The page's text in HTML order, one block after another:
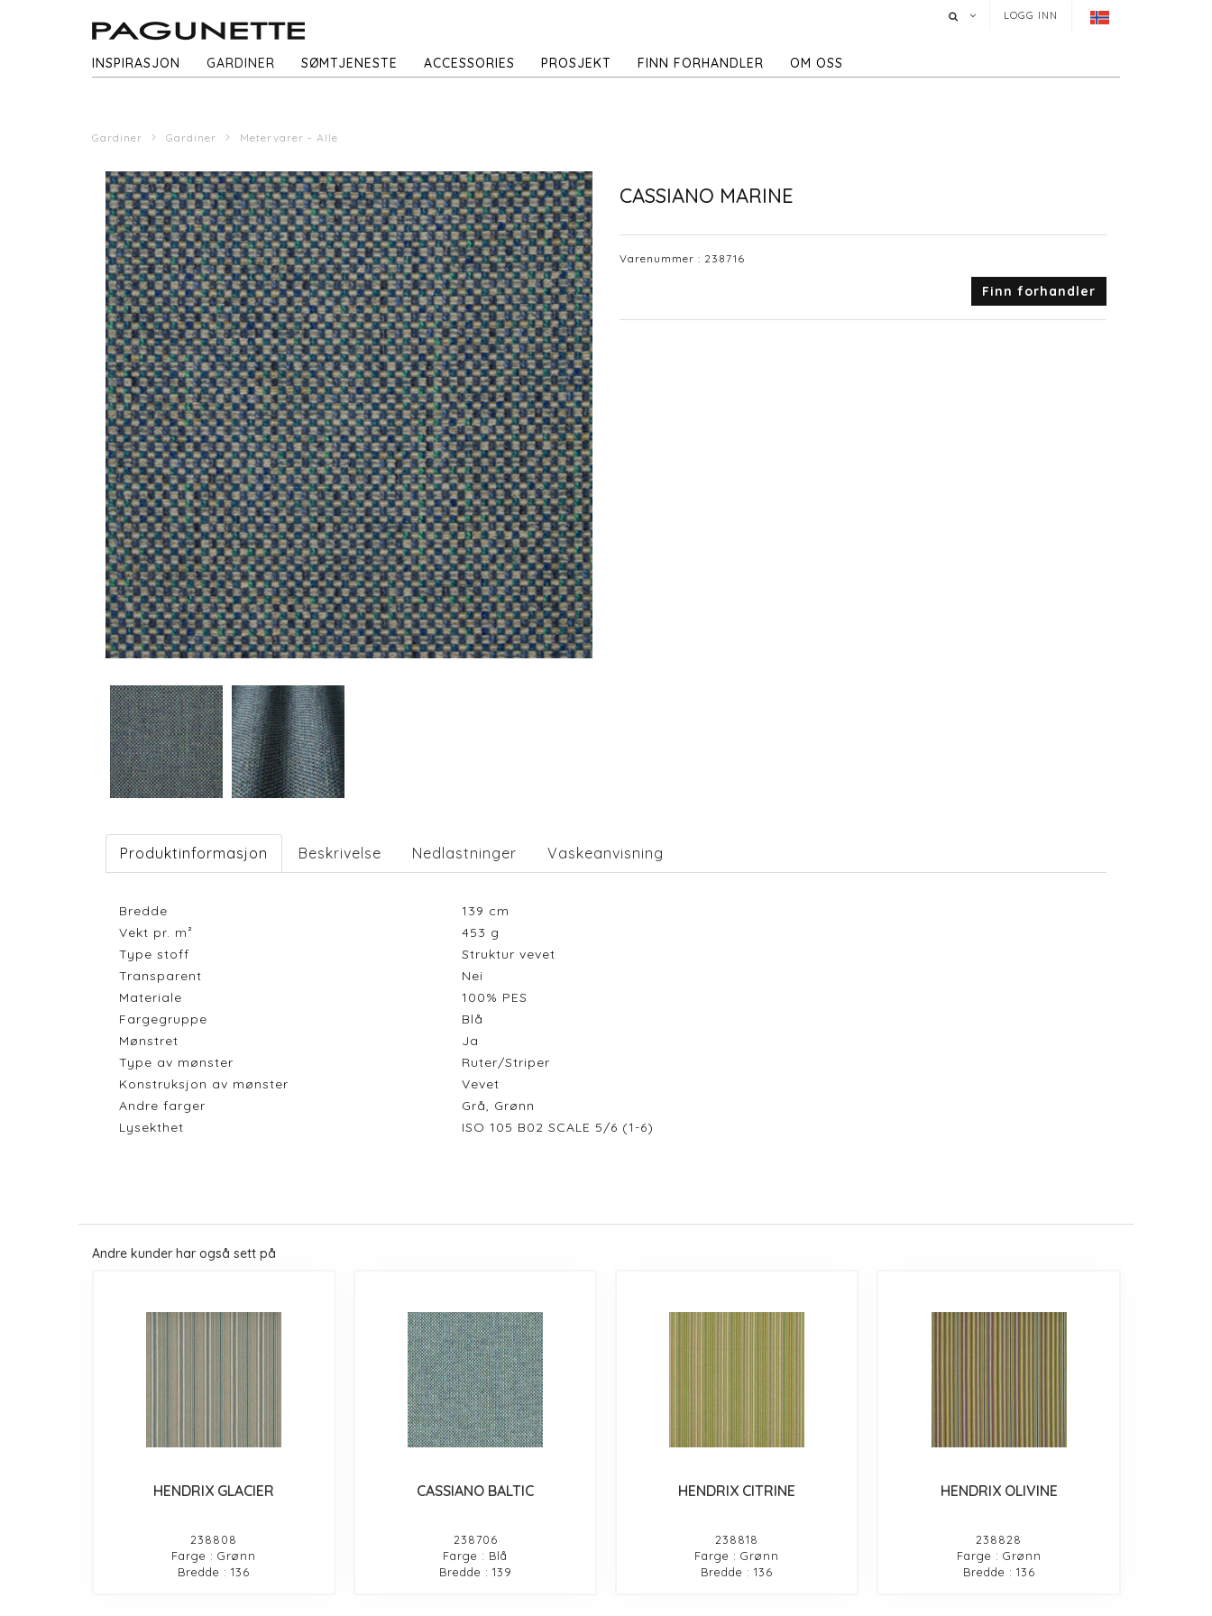
LOGG INN
INSPIRASJON GARDINER SØMTJENESTE ACCESSORIES PROSJEKT FINN FORHANDLER OM OSS
Gardiner Gardiner Metervarer - Alle
CASSIANO MARINE
Varenummer : 238716
Finn forhandler
Produktinformasjon Beskrivelse Nedlastninger Vaskeanvisning
Bredde 139 cm
Vekt pr. m²
453 g
Type stoff
Struktur vevet
Transparent
Nei
Materiale
100% PES
Fargegruppe
Blå
Mønstret
Ja
Type av mønster
Ruter/Striper
Konstruksjon av mønster
Vevet
Andre farger
Grå, Grønn
Lysekthet
ISO 105 B02 SCALE 5/6 (1-6)
Andre kunder har også sett på
HENDRIX GLACIER
238808
Farge : Grønn
Bredde : 136
CASSIANO BALTIC
238706
Farge : Blå
Bredde : 139
HENDRIX CITRINE
238818
Farge : Grønn
Bredde : 136
HENDRIX OLIVINE
238828
Farge : Grønn
Bredde : 136